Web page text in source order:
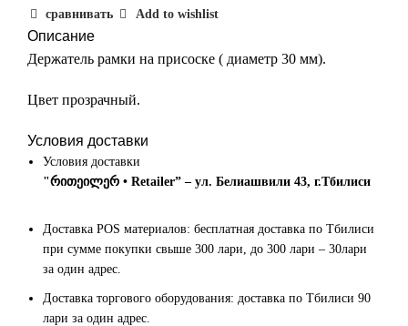
сравнивать Add to wishlist
Описание
Держатель рамки на присоске ( диаметр 30 мм).
Цвет прозрачный.
Условия доставки
Условия доставки
"რითეილერ • Retailer” – ул. Белиашвили 43, г.Тбилиси
Доставка POS материалов: бесплатная доставка по Тбилиси
при сумме покупки свыше 300 лари, до 300 лари – 30лари
за один адрес.
Доставка торгового оборудования: доставка по Тбилиси 90
лари за один адрес.